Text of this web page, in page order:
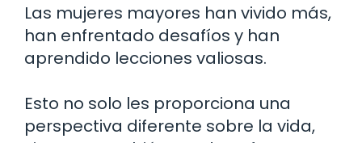
Las mujeres mayores han vivido más,
han enfrentado desafíos y han
aprendido lecciones valiosas.
Esto no solo les proporciona una
perspectiva diferente sobre la vida,